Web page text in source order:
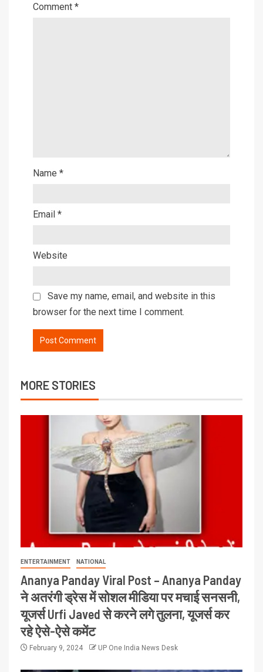
Comment *
Name *
Email *
Website
Save my name, email, and website in this
browser for the next time I comment.
MORE STORIES
ENTERTAINMENT NATIONAL
Ananya Panday Viral Post – Ananya Panday
ने अतरंगी ड्रेस में सोशल मीडिया पर मचाई सनसनी,
यूजर्स Urfi Javed से करने लगे तुलना, यूजर्स कर
रहे ऐसे-ऐसे कमेंट
February 9, 2024 UP One India News Desk